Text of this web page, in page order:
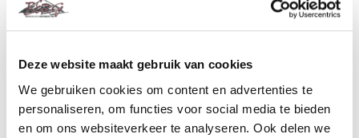
Deze website maakt gebruik van cookies
We gebruiken cookies om content en advertenties te
personaliseren, om functies voor social media te bieden
en om ons websiteverkeer te analyseren. Ook delen we
Eiken
White
scroll